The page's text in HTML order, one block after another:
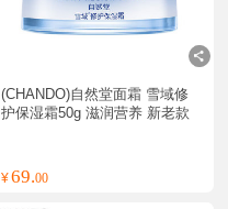
(CHANDO)自然堂面霜 雪域修
护保湿霜50g 滋润营养 新老款
¥69.00